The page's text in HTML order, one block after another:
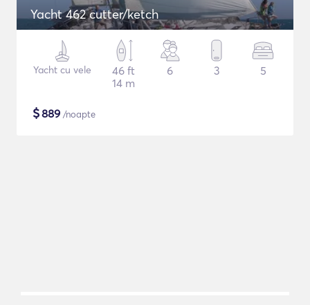
Yacht 462 cutter/ketch
Yacht cu vele
46 ft
14 m
6 3 5
$889 /noapte